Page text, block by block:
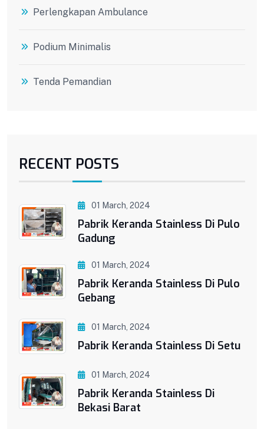
Perlengkapan Ambulance
Podium Minimalis
Tenda Pemandian
RECENT POSTS
01 March, 2024
Pabrik Keranda Stainless Di Pulo
Gadung
01 March, 2024
Pabrik Keranda Stainless Di Pulo
Gebang
01 March, 2024
Pabrik Keranda Stainless Di Setu
01 March, 2024
Pabrik Keranda Stainless Di
Bekasi Barat